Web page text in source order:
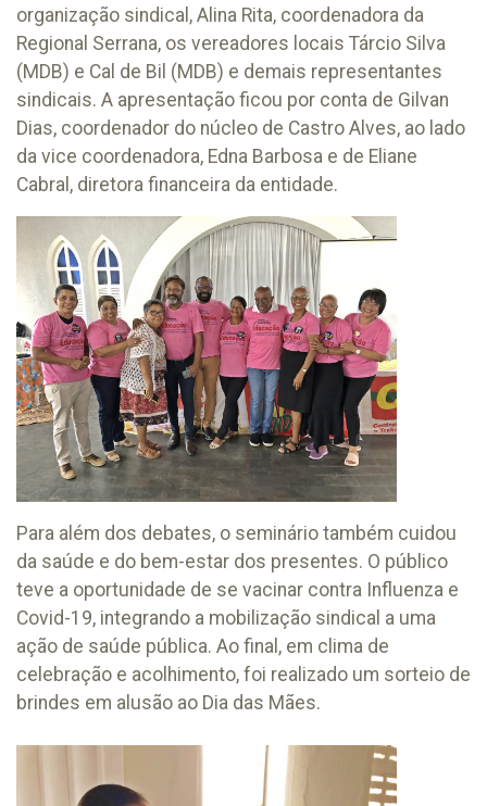
organização sindical, Alina Rita, coordenadora da
Regional Serrana, os vereadores locais Tárcio Silva
(MDB) e Cal de Bil (MDB) e demais representantes
sindicais. A apresentação ficou por conta de Gilvan
Dias, coordenador do núcleo de Castro Alves, ao lado
da vice coordenadora, Edna Barbosa e de Eliane
Cabral, diretora financeira da entidade.
Para além dos debates, o seminário também cuidou
da saúde e do bem-estar dos presentes. O público
teve a oportunidade de se vacinar contra Influenza e
Covid-19, integrando a mobilização sindical a uma
ação de saúde pública. Ao final, em clima de
celebração e acolhimento, foi realizado um sorteio de
brindes em alusão ao Dia das Mães.